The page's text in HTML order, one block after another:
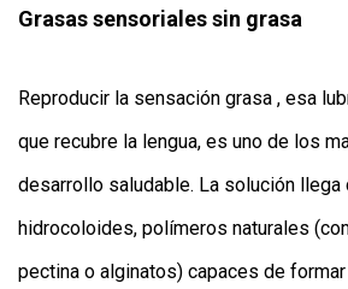
Grasas sensoriales sin grasa
Reproducir la sensación grasa , esa
que recubre la lengua, es uno de los
desarrollo saludable. La solución
hidrocoloides, polímeros naturales
pectina o alginatos) capaces de